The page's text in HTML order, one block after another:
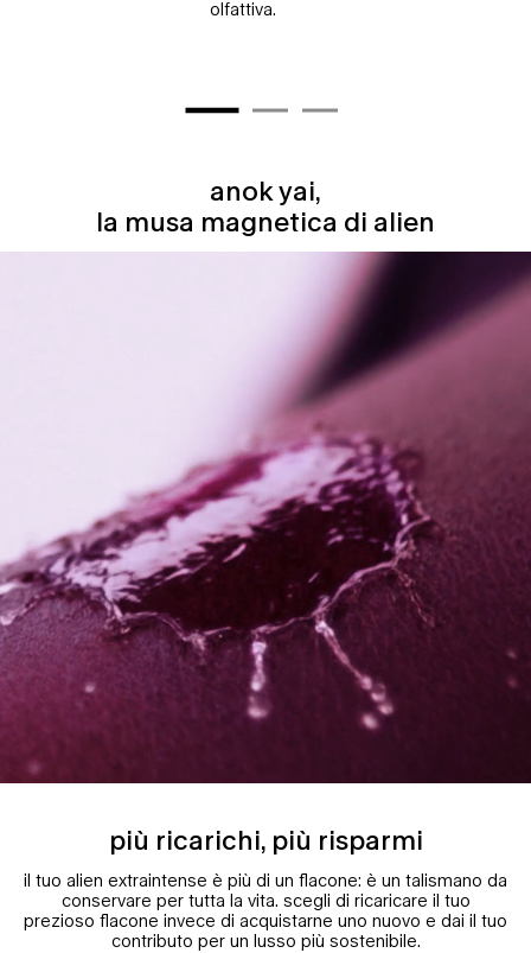
olfattiva.
anok yai, la musa magnetica di alienanok yai,
la musa magnetica di alien
più ricarichi, più risparmi
il tuo alien extraintense è più di un flacone: è un talismano da
conservare per tutta la vita. scegli di ricaricare il tuo
prezioso flacone invece di acquistarne uno nuovo e dai il tuo
contributo per un lusso più sostenibile.